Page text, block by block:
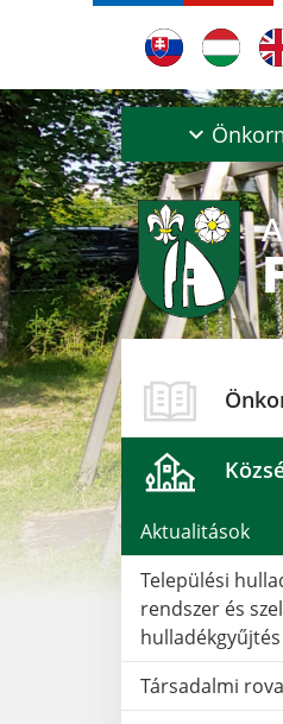
Aktualitások
Települési
rendszer és
hulladékgyűjtés
Társadalmi